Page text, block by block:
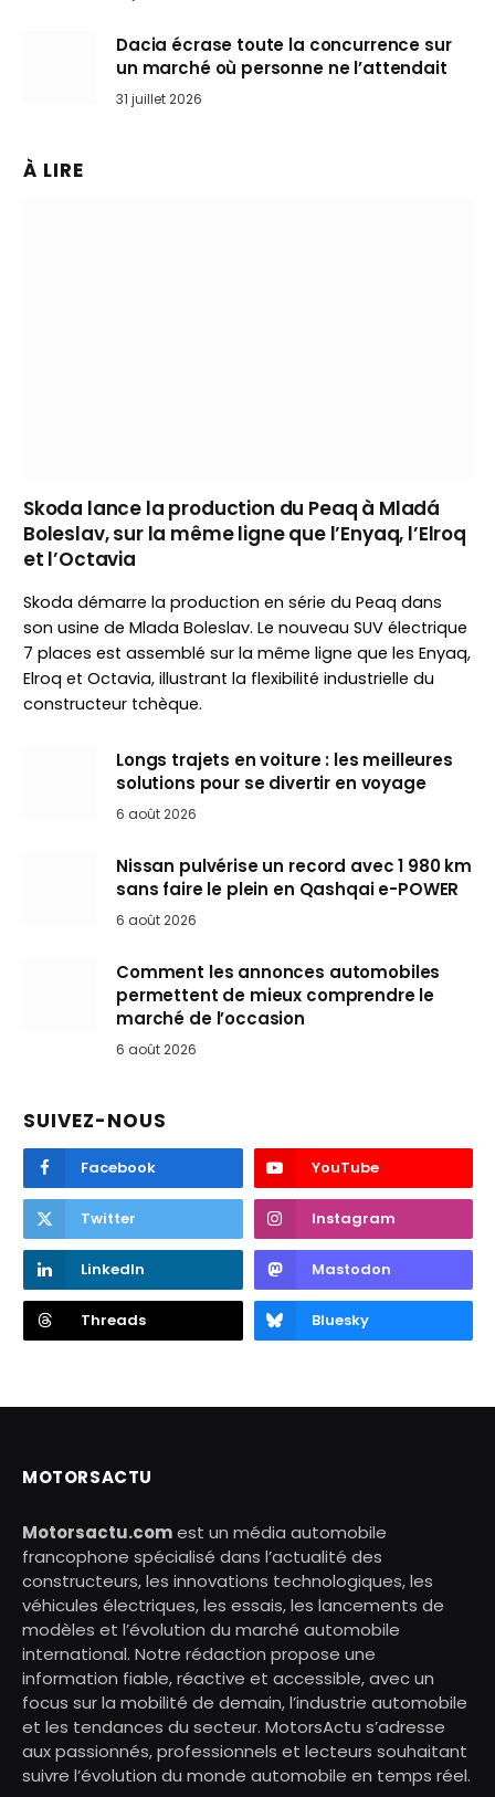
Dacia écrase toute la concurrence sur
un marché où personne ne l’attendait
31 juillet 2026
À LIRE
Skoda lance la production du Peaq à Mladá
Boleslav, sur la même ligne que l’Enyaq, l’Elroq
et l’Octavia
Skoda démarre la production en série du Peaq dans
son usine de Mlada Boleslav. Le nouveau SUV électrique
7 places est assemblé sur la même ligne que les Enyaq,
Elroq et Octavia, illustrant la flexibilité industrielle du
constructeur tchèque.
Longs trajets en voiture : les meilleures
solutions pour se divertir en voyage
6 août 2026
Nissan pulvérise un record avec 1 980 km
sans faire le plein en Qashqai e-POWER
6 août 2026
Comment les annonces automobiles
permettent de mieux comprendre le
marché de l’occasion
6 août 2026
SUIVEZ-NOUS
Facebook YouTube
Twitter Instagram
LinkedIn Mastodon
Threads Bluesky
MOTORSACTU
Motorsactu.comest un média automobile
francophone spécialisé dans l’actualité des
constructeurs, les innovations technologiques, les
véhicules électriques, les essais, les lancements de
modèles et l’évolution du marché automobile
international. Notre rédaction propose une
information fiable, réactive et accessible, avec un
focus sur la mobilité de demain, l’industrie automobile
et les tendances du secteur. MotorsActu s’adresse
aux passionnés, professionnels et lecteurs souhaitant
suivre l’évolution du monde automobile en temps réel.